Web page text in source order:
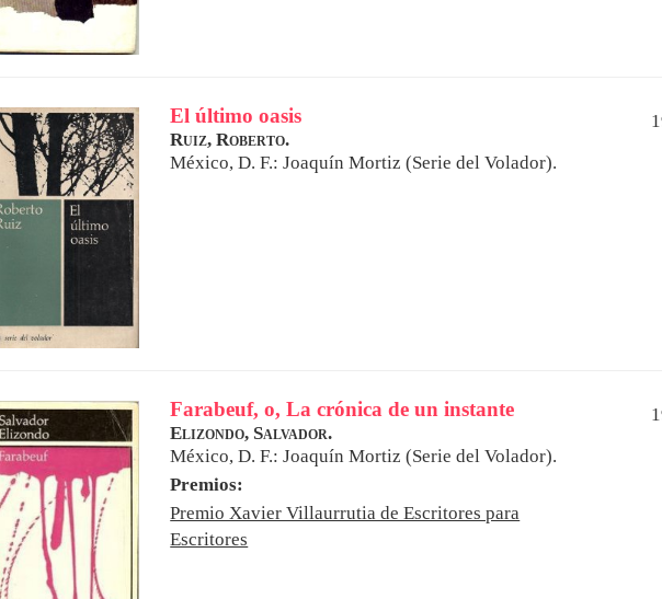
El último oasis
Ruiz, Roberto.
México, D. F.: Joaquín Mortiz (Serie del Volador).
Farabeuf, o, La crónica de un instante
Elizondo, Salvador.
México, D. F.: Joaquín Mortiz (Serie del Volador).
Premios:
Premio Xavier Villaurrutia de Escritores para
Escritores